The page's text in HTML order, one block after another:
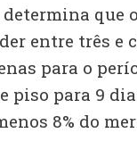
que
entre três e
para o
piso para 9
8% do